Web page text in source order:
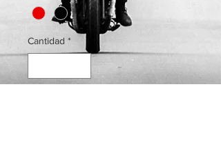
Cantidad *